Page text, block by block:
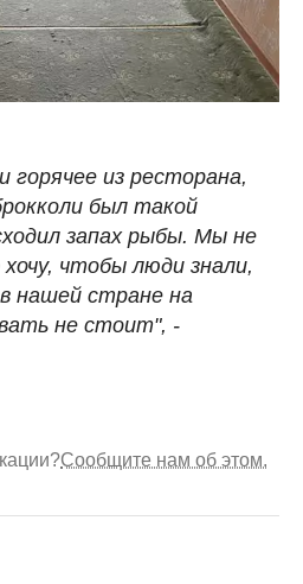
горячее из ресторана,
был такой
запах рыбы. Мы не
чтобы люди знали,
нашей стране на
не стоит", -
Сообщите нам об этом.